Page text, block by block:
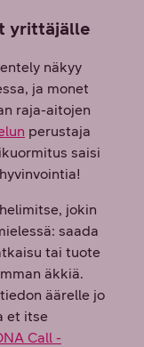
yrittäjälle
näkyy
ja monet
raja-aitojen
perustaja
saisi
jokin
saada
tai tuote
äkkiä.
äärelle jo
et itse
Call -